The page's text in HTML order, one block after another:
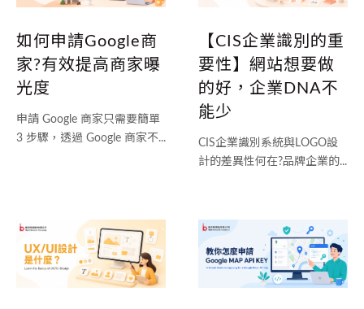
如何申請Google商
家?有效提高商家曝
光度
申請 Google 商家只需要簡單
3 步驟，透過 Google 商家不...
【CIS企業識別的重
要性】網站想要做
的好，企業DNA不
能少
CIS企業識別系統與LOGO設
計的差異性何在?品牌企業的...